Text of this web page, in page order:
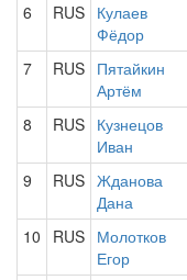
6 RUS Кулаев
Фёдор
7 RUS Пятайкин
Артём
8 RUS Кузнецов
Иван
9 RUS Жданова
Дана
10 RUS Молотков
Егор